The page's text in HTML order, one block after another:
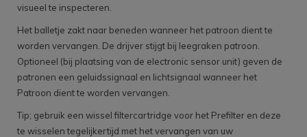
visueel te inspecteren.
Het balletje zakt naar beneden wanneer het patroon dient te
worden vervangen. De drijver stijgt bij leegraken patroon.
Optioneel (bij plaatsing van de electronic sensor unit) geven de
patronen een geluidssignaal en lichtsignaal wanneer het
Patroon dient te worden vervangen.
Tip; gebruik een wissel filtercartridge voor het Prefilter en deze
te wisselen tegelijkertijd met het vervangen van uw